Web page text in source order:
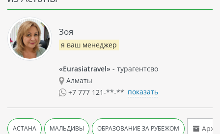
Зоя
я ваш менеджер
«Eurasiatravel» - турагентсво
Алматы
+7 777 121-**-** показать
АСТАНА МАЛЬДИВЫ ОБРАЗОВАНИЕ ЗА РУБЕЖОМ